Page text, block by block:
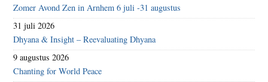
Zomer Avond Zen in Arnhem 6 juli -31 augustus
31 juli 2026
Dhyana & Insight – Reevaluating Dhyana
9 augustus 2026
Chanting for World Peace